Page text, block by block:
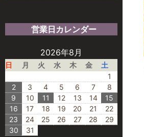
営業日カレンダー
2026年8月
日 月 火 水 木 金
土
1
2
3 4 5 6 7
8
9
10 11 12 13 14
15
16
17 18 19 20 21
22
23
24 25 26 27 28
29
30
31